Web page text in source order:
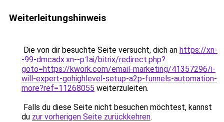
Weiterleitungshinweis
Die von dir besuchte Seite versucht, dich an https://xn-
-99-dmcadx.xn--p1ai/bitrix/redirect.php?
goto=https://kwork.com/email-marketing/41357296/i-
will-expert-gohighlevel-setup-a2p-funnels-automation-
more?ref=11268055 weiterzuleiten.
Falls du diese Seite nicht besuchen möchtest, kannst
du zur vorherigen Seite zurückkehren.